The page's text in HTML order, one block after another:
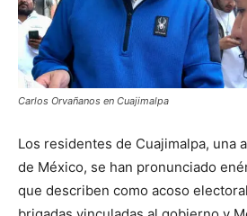
Carlos Orvañanos en Cuajimalpa
Los residentes de Cuajimalpa, una
de México, se han pronunciado
que describen como acoso